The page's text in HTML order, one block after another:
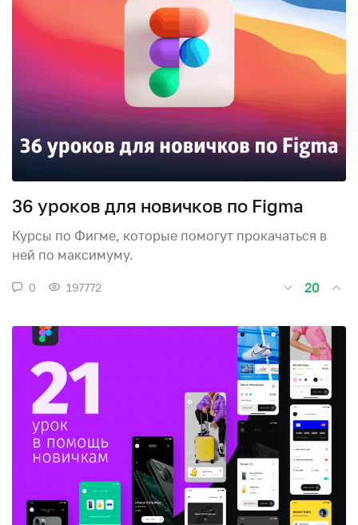
36 уроков для новичков по Figma
Курсы по Фигме, которые помогут прокачаться в
ней по максимуму.
0 197772 20